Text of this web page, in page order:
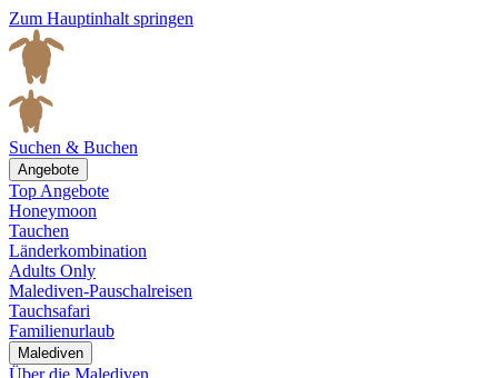
Zum Hauptinhalt springen
Suchen & Buchen
Angebote
Top Angebote
Honeymoon
Tauchen
Länderkombination
Adults Only
Malediven-Pauschalreisen
Tauchsafari
Familienurlaub
Malediven
Über die Malediven